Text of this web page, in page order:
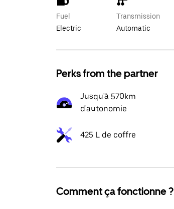
Fuel
Electric
Transmission
Automatic
Perks from the partner
Jusqu'à 570km
d'autonomie
425 L de coffre
Comment ça fonctionne ?